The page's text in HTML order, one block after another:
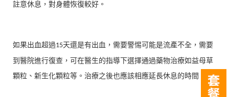
註意休息，對身體恢復較好。
如果出血超過15天還是有出血，需要警惕可能是流產不全，需要
到醫院進行復查，可在醫生的指導下選擇通過藥物治療如益母草
顆粒、新生化顆粒等。治療之後也應該相應延長休息的時間。